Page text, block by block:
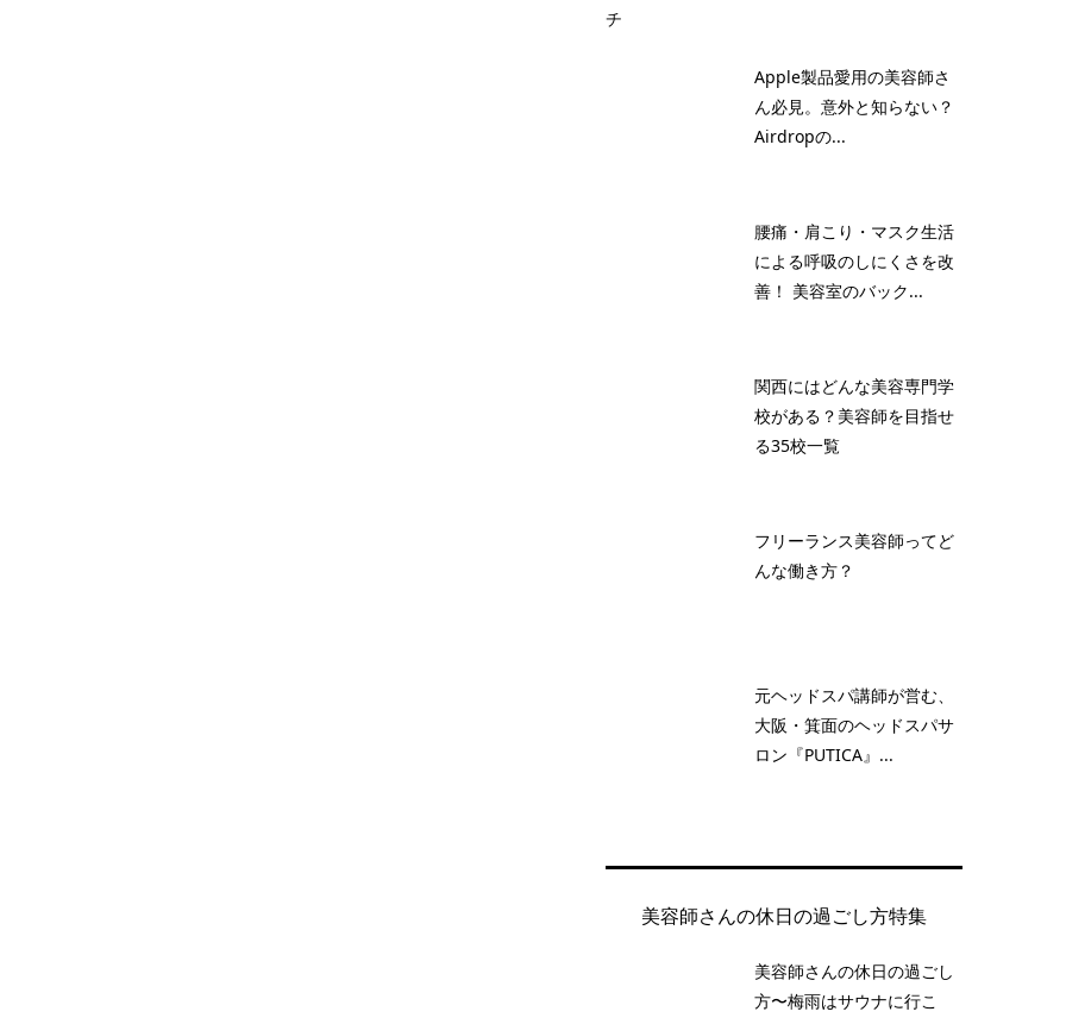
Apple製品愛用の美容師さ
ん必見。意外と知らない？
Airdropの...
腰痛・肩こり・マスク生活
による呼吸のしにくさを改
善！ 美容室のバック...
関西にはどんな美容専門学
校がある？美容師を目指せ
る35校一覧
フリーランス美容師ってど
んな働き方？
元ヘッドスパ講師が営む、
大阪・箕面のヘッドスパサ
ロン『PUTICA』...
美容師さんの休日の過ごし方特集
美容師さんの休日の過ごし
方〜梅雨はサウナに行こ